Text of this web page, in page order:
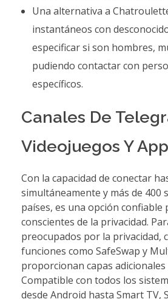
Una alternativa a
instantáneos con
especificar si son hombres,
pudiendo contactar con
específicos.
Canales De
Videojuegos Y
Con la capacidad de conectar
simultáneamente y más de 400
países, es una opción confiable
conscientes de la privacidad.
preocupados por la privacidad,
funciones como SafeSwap y
proporcionan capas adicionales
Compatible con todos los
desde Android hasta Smart TV,